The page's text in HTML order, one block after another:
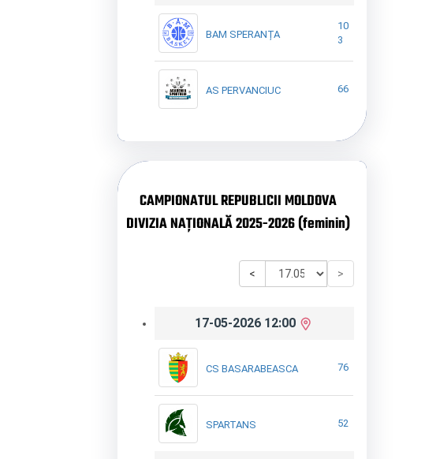
BAM SPERANȚA
10
3
AS PERVANCIUC 66
CAMPIONATUL REPUBLICII MOLDOVA
DIVIZIA NAȚIONALĂ 2025-2026 (feminin)
< >
17-05-2026 12:00
CS BASARABEASCA 76
SPARTANS 52